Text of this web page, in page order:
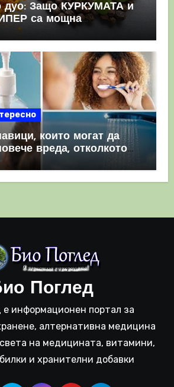
дуо: Защо КУРКУМАТА и
са мощна
които могат да
вреда, отколкото
Поглед
е информационен портал за
алтернативна медицина
на медицината, витамини,
и хранителни добавки